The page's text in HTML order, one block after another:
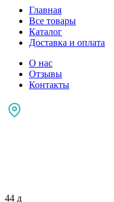
Главная
Все товары
Каталог
Доставка и оплата
О нас
Отзывы
Контакты
44 д